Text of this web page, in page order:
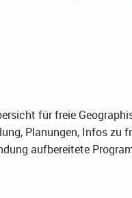
für freie
Planungen, Infos zu
aufbereitete